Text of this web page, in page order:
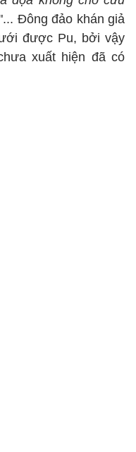
Đông đảo khán giả
được Pu, bởi vậy
xuất hiện đã có